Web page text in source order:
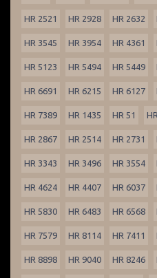
HR 2521 HR 2928 HR 2632
HR 3545 HR 3954 HR 4361
HR 5123 HR 5494 HR 5449
HR 6691 HR 6215 HR 6127
HR 7389 HR 1435 HR 51
HR 2867 HR 2514 HR 2731
HR 3343 HR 3496 HR 3554
HR 4624 HR 4407 HR 6037
HR 5830 HR 6483 HR 6568
HR 7579 HR 8114 HR 7411
HR 8898 HR 9040 HR 8246